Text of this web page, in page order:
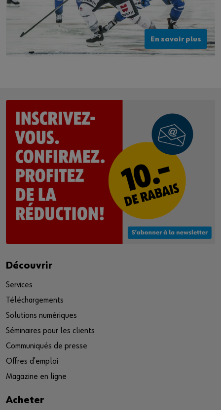
En savoir plus
Découvrir
Services
Téléchargements
Solutions numériques
Séminaires pour les clients
Communiqués de presse
Offres d'emploi
Magazine en ligne
Acheter